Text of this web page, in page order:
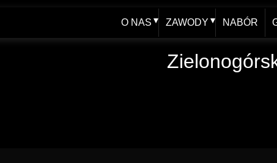
O NAS
HISTORIA - blog
ZAWODY
XXV FOOM 2019
NABÓR